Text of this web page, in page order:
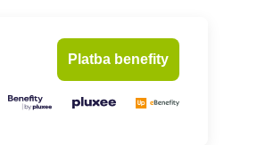
Platba benefity